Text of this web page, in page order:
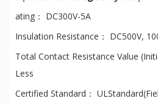
ating： DC300V-5A
Insulation Resistance： DC500V,
Total Contact Resistance Value
Less
Certified Standard：